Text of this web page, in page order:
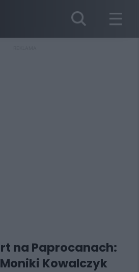
na Paprocanach:
Kowalczyk